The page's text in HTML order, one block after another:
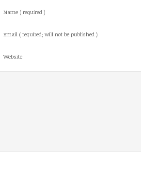
Name ( required )
Email ( required; will not be published )
Website